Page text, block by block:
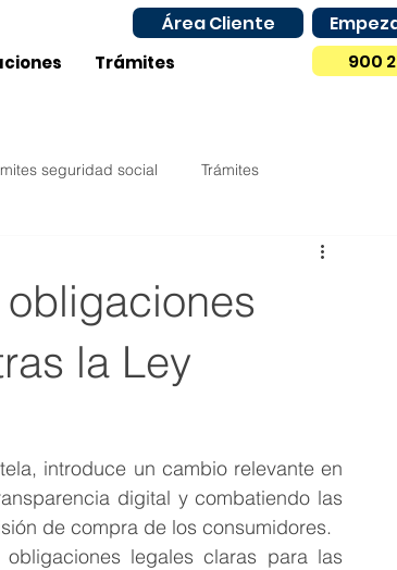
Área Cliente
Trámites
900
seguridad social Trámites
Madrid
Inicio actividad
la Ley
introduce un cambio relevante en
digital y combatiendo las
de compra de los consumidores.
legales claras para las